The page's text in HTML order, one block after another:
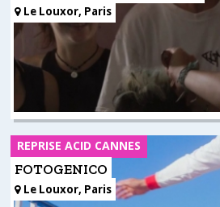
Le Louxor, Paris
FOTOGENICO
Le Louxor, Paris
REPRISE ACID CANNES